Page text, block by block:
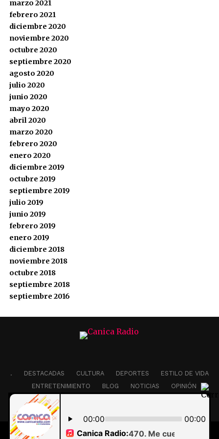
marzo 2021
febrero 2021
diciembre 2020
noviembre 2020
octubre 2020
septiembre 2020
agosto 2020
julio 2020
junio 2020
mayo 2020
abril 2020
marzo 2020
febrero 2020
enero 2020
diciembre 2019
octubre 2019
septiembre 2019
julio 2019
junio 2019
febrero 2019
enero 2019
diciembre 2018
noviembre 2018
octubre 2018
septiembre 2018
septiembre 2016
. DESTACADAS CULTURA DEPORTES
ESTILO DE VIDA
ENTRETENIMIENTO
BLOG NOTICIAS
OPINIÓN
Copyright © 2020 Canicaradio.com. | Diseño AJ Audiovisual